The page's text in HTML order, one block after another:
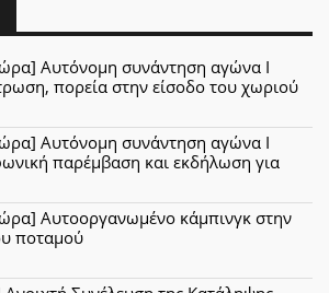
Αυτόνομη συνάντηση αγώνα Ι
πορεία στην είσοδο του χωριού
Αυτόνομη συνάντηση αγώνα Ι
παρέμβαση και εκδήλωση για
Αυτοοργανωμένο κάμπινγκ στην
ποταμού